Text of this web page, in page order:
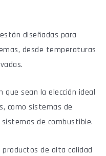
diseñadas para
desde temperaturas
que sean la elección ideal
como sistemas de
de combustible.
de alta calidad